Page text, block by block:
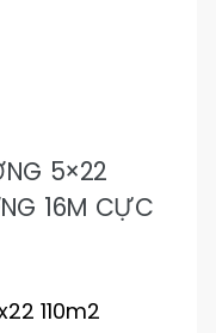
5×22
16M CỰC
110m2